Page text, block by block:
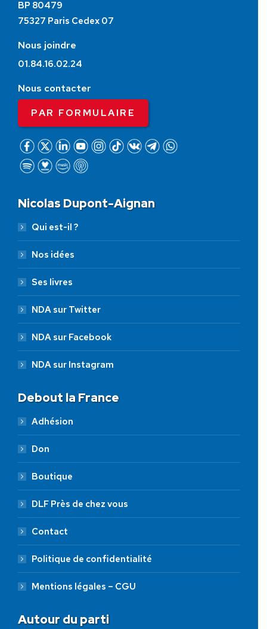
BP 80479
75327 Paris Cedex 07
Nous joindre
01.84.16.02.24
Nous contacter
PAR FORMULAIRE
Nicolas Dupont-Aignan
Qui est-il ?
Nos idées
Ses livres
NDA sur Twitter
NDA sur Facebook
NDA sur Instagram
Debout la France
Adhésion
Don
Boutique
DLF Près de chez vous
Contact
Politique de confidentialité
Mentions légales – CGU
Autour du parti